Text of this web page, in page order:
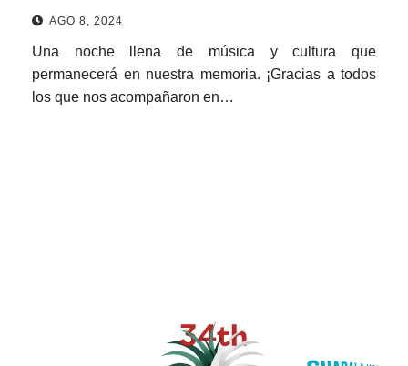
AGO 8, 2024
Una noche llena de música y cultura que
permanecerá en nuestra memoria. ¡Gracias a todos
los que nos acompañaron en…